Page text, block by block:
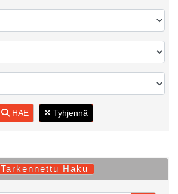
HAE Tyhjennä
Tarkennettu Haku